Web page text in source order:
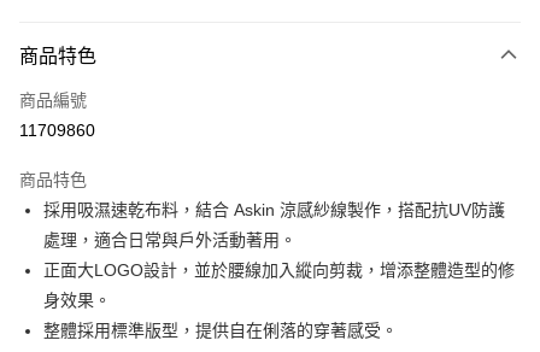
信用卡一次付款
超商取貨付款
Apple Pay
運送方式
全家取貨付款<未取貨列黑名單/不支援離島取退>
每筆NT$60，滿NT$990(含以上)免運費
商品特色
商品編號
11709860
商品特色
採用吸濕速乾布料，結合 Askin 涼感紗線製作，搭配抗UV防護
處理，適合日常與戶外活動著用。
正面大LOGO設計，並於腰線加入縱向剪裁，增添整體造型的修
身效果。
整體採用標準版型，提供自在俐落的穿著感受。